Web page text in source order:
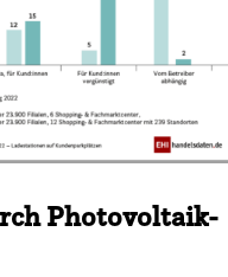
Photovoltaik-